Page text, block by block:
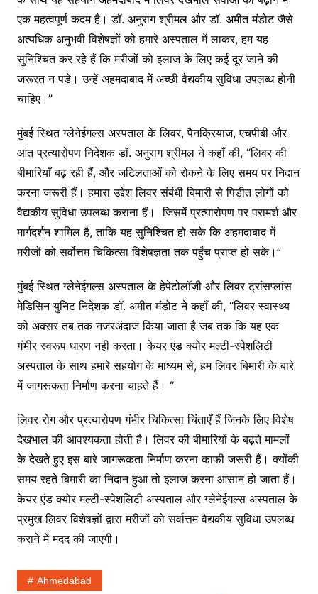
एक महत्वपूर्ण कदम है। डॉ. अनुराग श्रीमल और डॉ. अमीत मंडोट जैसे
अत्यधिक अनुभवी विशेषज्ञों को हमारे अस्पताल में लाकर, हम यह
सुनिश्चित कर रहे हैं कि मरीजों को इलाज के लिए कई दूर जाने की
जरूरत न पडे। उन्हें अहमदाबाद में अच्छी वैद्यकीय सुविधा उपलब्ध होनी
चाहिए।”
मुंबई स्थित ग्लेनेईगल्स अस्पताल के लिवर, पैनक्रियाज, एचपीबी और
आंत प्रत्यारोपण निदेशक डॉ. अनुराग श्रीमल ने कहॉं की, “लिवर की
बीमारियाँ बढ़ रही हैं, और जटिलताओं को रोकने के लिए समय पर निदान
करना जरूरी हैं। हमारा उद्देश लिवर संबंधी बिमारी से पिडीत लोगों को
वैद्यकीय सुविधा उपलब्ध कराना हैं। जिसमें प्रत्यारोपण पर परामर्श और
मार्गदर्शन शामिल है, ताकि यह सुनिश्चित हो सके कि अहमदाबाद में
मरीजों को सर्वोत्तम चिकित्सा विशेषज्ञता तक पहुँच प्राप्त हो सके।”
मुंबई स्थित ग्लेनेईगल्स अस्पताल के हेपेटोलॉजी और लिवर ट्रांसप्लांस
मेडिसिन युनिट निदेशक डॉ. अमीत मंडोट ने कहॉं की, “लिवर स्वास्थ्य
को अक्सर तब तक नजरअंदाज किया जाता है जब तक कि यह एक
गंभीर स्वरूप धारण नही करता। केयर एंड क्योर मल्टी-स्पेशलिटी
अस्पताल के साथ हमारे सहयोग के माध्यम से, हम लिवर बिमारी के बारे
में जागरूकता निर्माण करना चाहते हैं। “
लिवर रोग और प्रत्यारोपण गंभीर चिकित्सा चिंताएँ हैं जिनके लिए विशेष
देखभाल की आवश्यकता होती है। लिवर की बीमारियों के बढ़ते मामलों
के देखते हुए इस बारे जागरूकता निर्माण करना काफी जरूरी हैं। क्योंकी
समय रहते बिमारी का निदान हुआ तो इलाज करना आसान हो जाता हैं।
केयर एंड क्योर मल्टी-स्पेशलिटी अस्पताल और ग्लेनेईगल्स अस्पताल के
प्रमुख लिवर विशेषज्ञों द्वारा मरीजों को सर्वात्तम वैद्यकीय सुविधा उपलब्ध
कराने में मदद की जाएगी।
Ahmedabad